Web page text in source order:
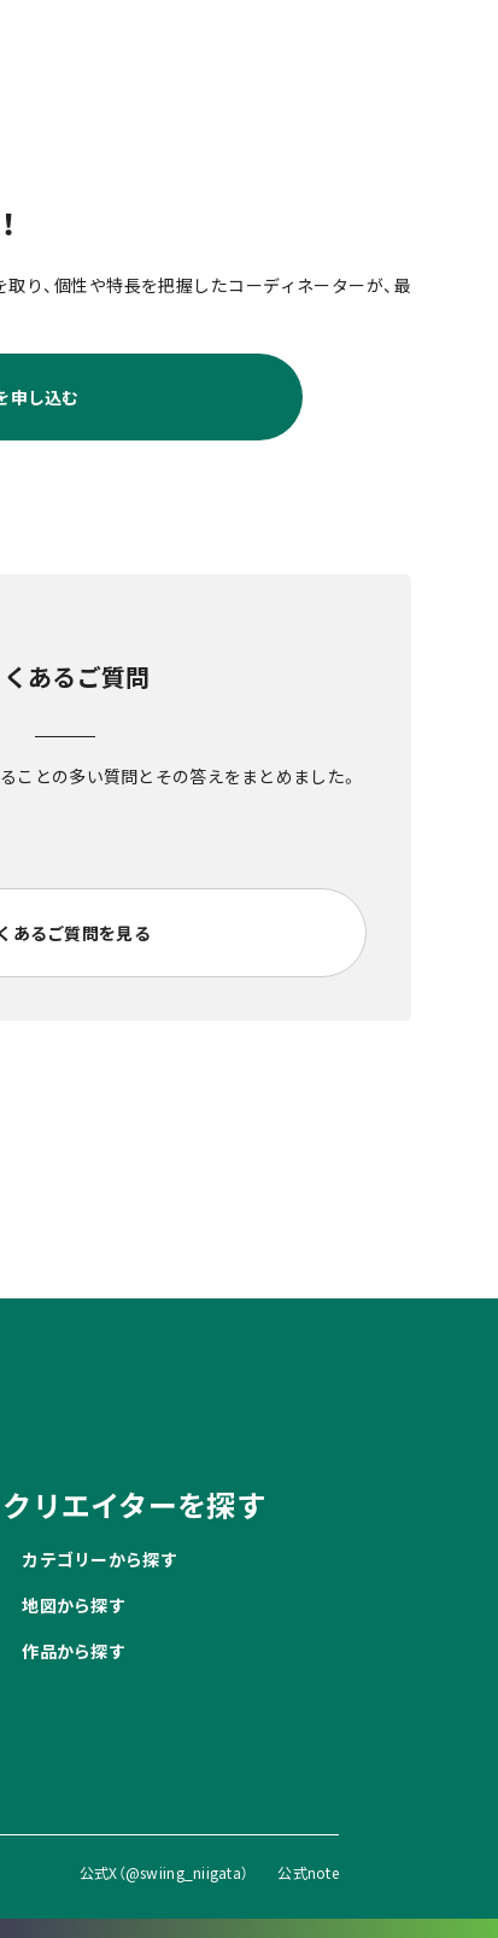
り、個性や特長を把握したコーディネーターが、最
申し込む
あるご質問
ことの多い質問とその答えをまとめました。
あるご質問を見る
クリエイターを探す
カテゴリーから探す
地図から探す
作品から探す
公式X（@swiing_niigata） 公式note